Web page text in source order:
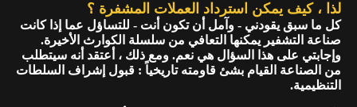
لذا ، كيف يمكن استرداد العملات المشفرة ؟
كل ما سبق يقودني - وآمل أن تكون أنت - للتساؤل عما إذا كانت
صناعة التشفير يمكنها التعافي من سلسلة الكوارث الأخيرة.
وإجابتي على هذا السؤال هي نعم. ومع ذلك ، أعتقد أنه سيتطلب
من الصناعة القيام بشئ قاومته تاريخياً : قبول إشراف السلطات
التنظيمية.